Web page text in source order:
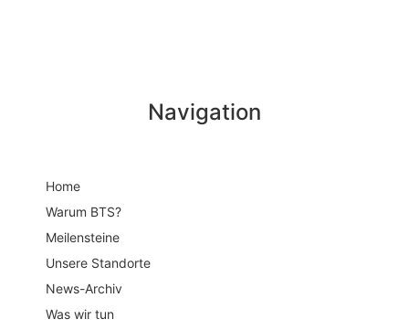
Navigation
Home
Warum BTS?
Meilensteine
Unsere Standorte
News-Archiv
Was wir tun